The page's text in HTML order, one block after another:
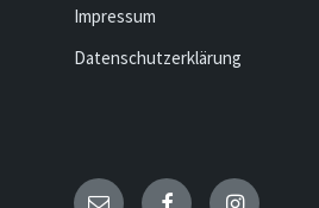
Impressum
Datenschutzerklärung
Email FacebookInstagram